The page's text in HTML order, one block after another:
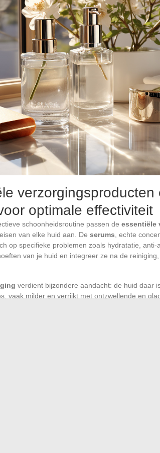
verzorgingsproducten
optimale effectiviteit
schoonheidsroutine passen de essentiële
van elke huid aan. De serums , echte
op specifieke problemen zoals hydratatie,
van je huid en integreer ze na de
verdient bijzondere aandacht: de huid daar
vaak milder en verrijkt met ontzwellende en